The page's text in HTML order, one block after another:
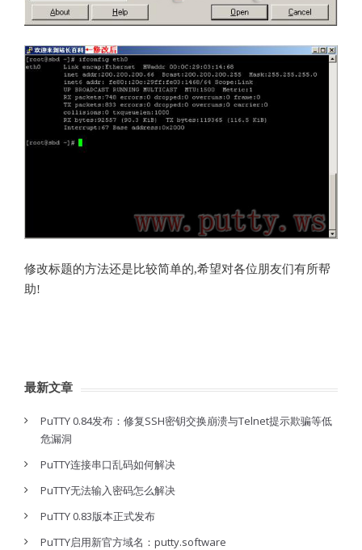
修改标题的方法还是比较简单的,希望对各位朋友们有所帮
助!
最新文章
PuTTY 0.84发布：修复SSH密钥交换崩溃与Telnet提示欺骗等低
危漏洞
PuTTY连接串口乱码如何解决
PuTTY无法输入密码怎么解决
PuTTY 0.83版本正式发布
PuTTY启用新官方域名：putty.software